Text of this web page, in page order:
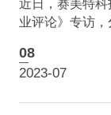
近日，赛美特
业评论》专访
企业提供数字化
本...
08
2023-07